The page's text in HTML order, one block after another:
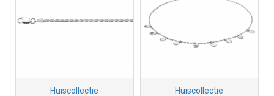
Huiscollectie Huiscollectie